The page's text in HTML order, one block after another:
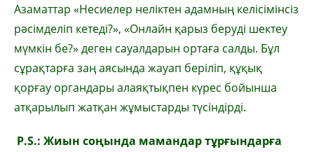
Азаматтар «Несиелер неліктен адамның келісімінсіз
рәсімделіп кетеді?», «Онлайн қарыз беруді шектеу
мүмкін бе?» деген сауалдарын ортаға салды. Бұл
сұрақтарға заң аясында жауап беріліп, құқық
қорғау органдары алаяқтықпен күрес бойынша
атқарылып жатқан жұмыстарды түсіндірді.
P.S.: Жиын соңында мамандартұрғындарға